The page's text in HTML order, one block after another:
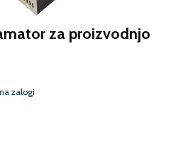
za proizvodnjo
zalogi